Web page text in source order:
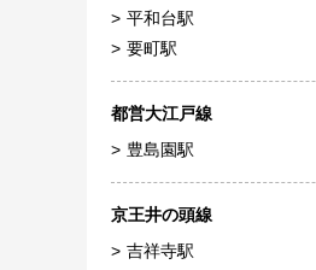
平和台駅
要町駅
都営大江戸線
豊島園駅
京王井の頭線
吉祥寺駅